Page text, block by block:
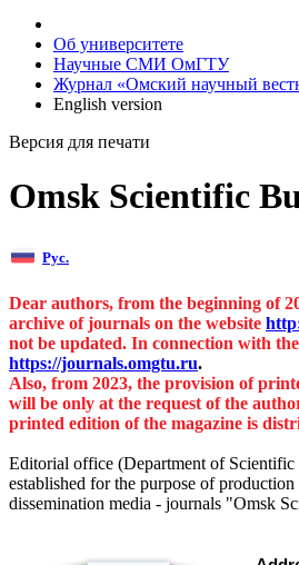
Об университете
Научные СМИ ОмГТУ
Журнал «Омский научный
English version
Версия для печати
Omsk Scientific
Рус.
Dear authors, from the beginning of
archive of journals on the website
not be updated. In connection with
https://journals.omgtu.ru.
Also, from 2023, the provision of
will be only at the request of the
printed edition of the magazine is
Editorial office (Department of
established for the purpose of
dissemination media - journals "Omsk